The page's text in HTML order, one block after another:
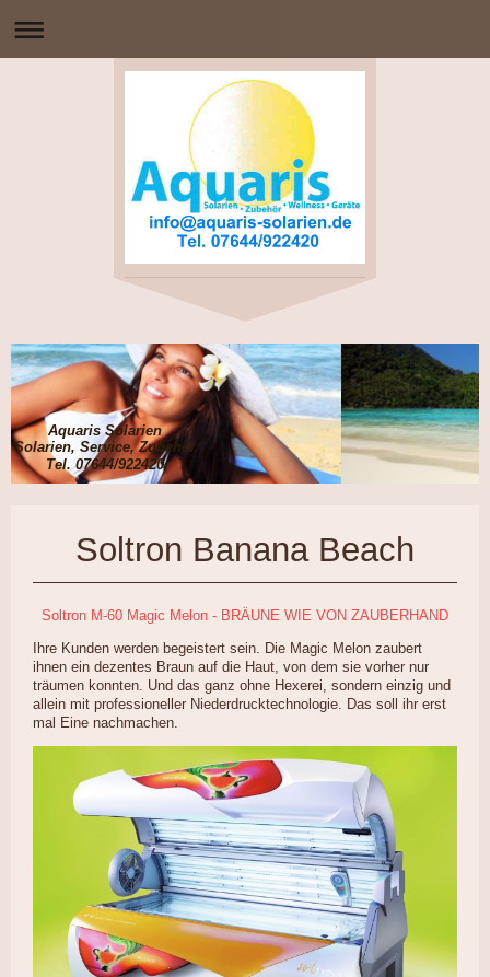
Aquaris Solarien
Solarien, Service, Zubehör
Tel. 07644/922420
Soltron Banana Beach
Soltron M-60 Magic Melon - BRÄUNE WIE VON ZAUBERHAND
Ihre Kunden werden begeistert sein. Die Magic Melon zaubert
ihnen ein dezentes Braun auf die Haut, von dem sie vorher nur
träumen konnten. Und das ganz ohne Hexerei, sondern einzig und
allein mit professioneller Niederdrucktechnologie. Das soll ihr erst
mal Eine nachmachen.